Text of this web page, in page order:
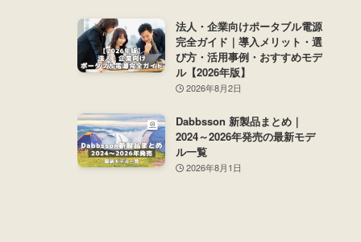
法人・企業向けポータブル電源
完全ガイド｜導入メリット・選
び方・活用事例・おすすめモデ
ル【2026年版】
2026年8月2日
Dabbsson 新製品まとめ｜
2024～2026年発売の最新モデ
ル一覧
2026年8月1日